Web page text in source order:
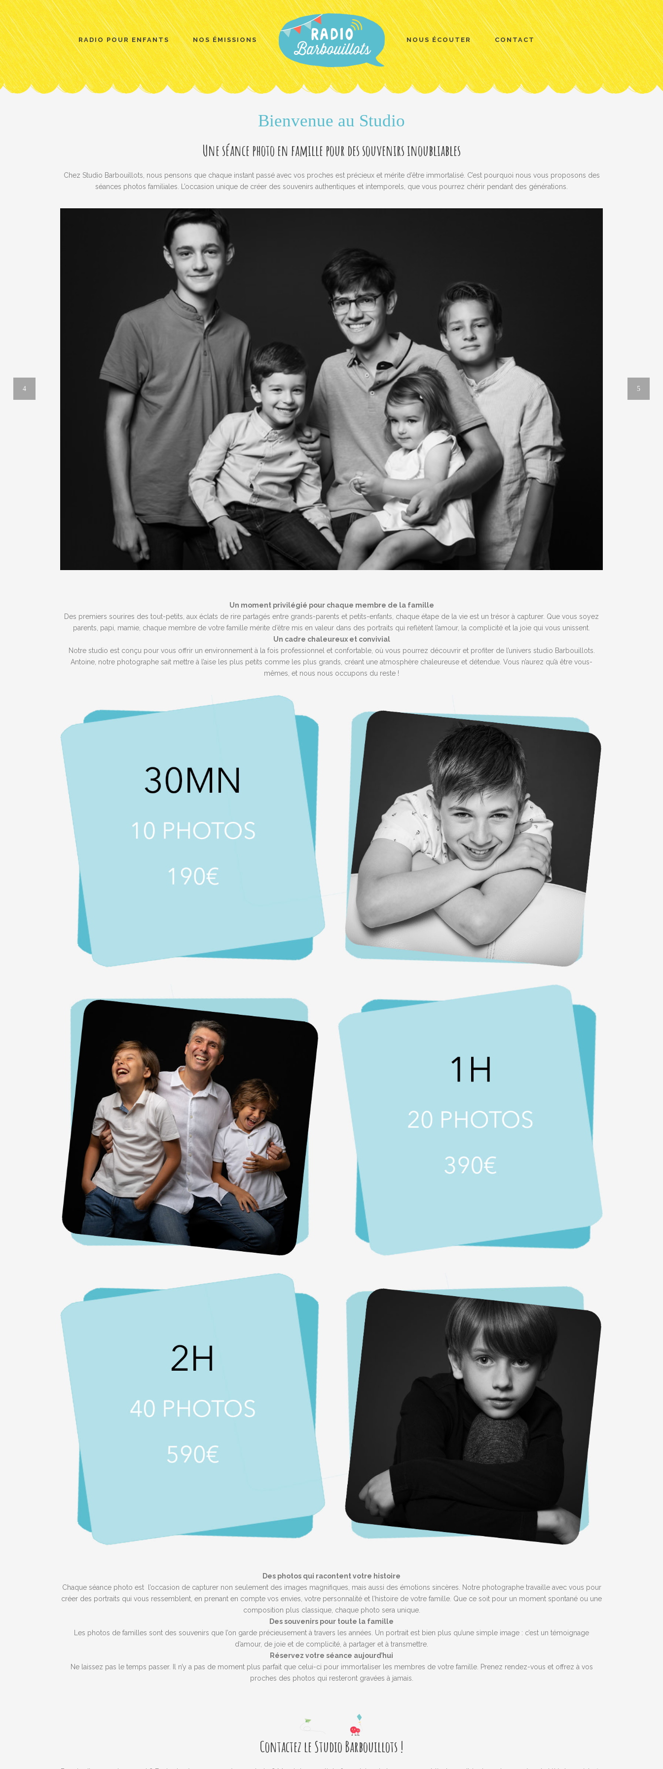
RADIO POUR ENFANTS NOS ÉMISSIONS NOUS ÉCOUTER CONTACT
Bienvenue au Studio
Une séance photo en famille pour des souvenirs inoubliables
Chez Studio Barbouillots, nous pensons que chaque instant passé avec vos proches est précieux et mérite d’être immortalisé. C’est pourquoi nous vous proposons des
séances photos familiales. L’occasion unique de créer des souvenirs authentiques et intemporels, que vous pourrez chérir pendant des générations.
Un moment privilégié pour chaque membre de la famille
Des premiers sourires des tout-petits, aux éclats de rire partagés entre grands-parents et petits-enfants, chaque étape de la vie est un trésor à capturer. Que vous soyez
parents, papi, mamie, chaque membre de votre famille mérite d’être mis en valeur dans des portraits qui reflètent l’amour, la complicité et la joie qui vous unissent.
Un cadre chaleureux et convivial
Notre studio est conçu pour vous offrir un environnement à la fois professionnel et confortable, où vous pourrez découvrir et profiter de l’univers studio Barbouillots.
Antoine, notre photographe sait mettre à l’aise les plus petits comme les plus grands, créant une atmosphère chaleureuse et détendue. Vous n’aurez qu’à être vous-
mêmes, et nous nous occupons du reste !
Des photos qui racontent votre histoire
Chaque séance photo est l’occasion de capturer non seulement des images magnifiques, mais aussi des émotions sincères. Notre photographe travaille avec vous pour
créer des portraits qui vous ressemblent, en prenant en compte vos envies, votre personnalité et l’histoire de votre famille. Que ce soit pour un moment spontané ou une
composition plus classique, chaque photo sera unique.
Des souvenirs pour toute la famille
Les photos de familles sont des souvenirs que l’on garde précieusement à travers les années. Un portrait est bien plus qu’une simple image : c’est un témoignage
d’amour, de joie et de complicité, à partager et à transmettre.
Réservez votre séance aujourd’hui
Ne laissez pas le temps passer. Il n’y a pas de moment plus parfait que celui-ci pour immortaliser les membres de votre famille. Prenez rendez-vous et offrez à vos
proches des photos qui resteront gravées à jamais.
Contactez le Studio Barbouillots !